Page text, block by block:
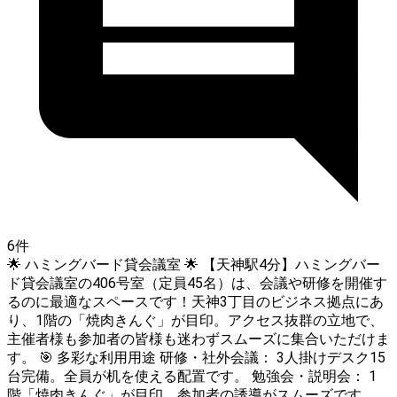
6件
🌟 ハミングバード貸会議室 🌟 【天神駅4分】ハミングバー
ド貸会議室の406号室（定員45名）は、会議や研修を開催す
るのに最適なスペースです！天神3丁目のビジネス拠点にあ
り、1階の「焼肉きんぐ」が目印。アクセス抜群の立地で、
主催者様も参加者の皆様も迷わずスムーズに集合いただけま
す。 🎯 多彩な利用用途 研修・社外会議： 3人掛けデスク15
台完備。全員が机を使える配置です。 勉強会・説明会： 1